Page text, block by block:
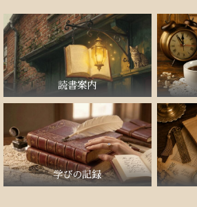
読書案内
学びの記録